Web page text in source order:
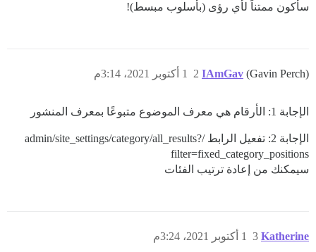
سأكون ممتناً لأي رؤى (بأسلوب مبسط)!
IAmGav (Gavin Perch) 1 أكتوبر 2021، 3:14م 2
الإجابة 1: الأرقام هي معرف الموضوع متبوعًا بمعرف المنشور
الإجابة 2: تفعيل الرابط /admin/site_settings/category/all_results?
filter=fixed_category_positions
سيمكنك من إعادة ترتيب الفئات
Katherine 1 أكتوبر 2021، 3:24م 3